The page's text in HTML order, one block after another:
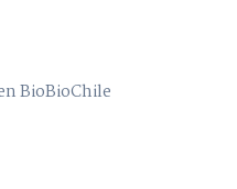
BioBioChile